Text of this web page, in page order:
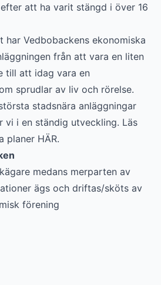
att ha varit stängd i över 16
har Vedbobackens ekonomiska
från att vara en liten
till att idag vara en
sprudlar av liv och rörelse.
stadsnära anläggningar
vi i en ständig utveckling. Läs
planer HÄR.
medans merparten av
ägs och driftas/sköts av
förening